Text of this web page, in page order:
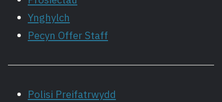
Ynghylch
Pecyn Offer Staff
Polisi Preifatrwydd